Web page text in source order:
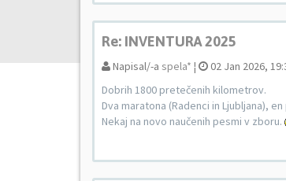
Re: INVENTURA 2025
Napisal/-a spela* ¦ 02 Jan 2026,
Dobrih 1800 pretečenih kilometrov.
Dva maratona (Radenci in Ljubljana),
Nekaj na novo naučenih pesmi v zboru.